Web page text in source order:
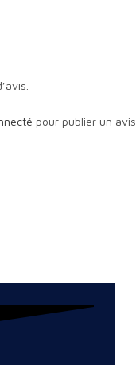
pour publier un avis.